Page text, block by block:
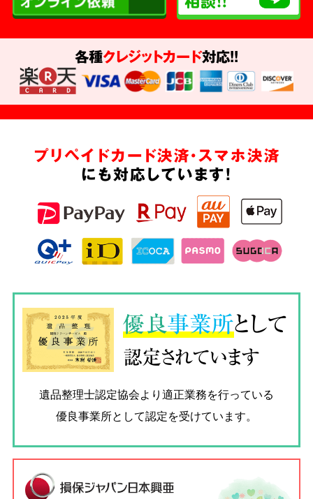
各種クレジットカード対応!!
プリペイドカード決済・スマホ決済
にも対応しています!
優良事業所として
認定されています
遺品整理士認定協会より適正業務を行っている
優良事業所として認定を受けています。